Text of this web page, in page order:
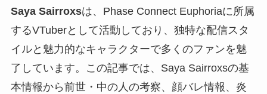
Saya Sairroxsは、Phase Connect Euphoriaに所属
するVTuberとして活動しており、独特な配信スタ
イルと魅力的なキャラクターで多くのファンを魅
了しています。この記事では、Saya Sairroxsの基
本情報から前世・中の人の考察、顔バレ情報、炎